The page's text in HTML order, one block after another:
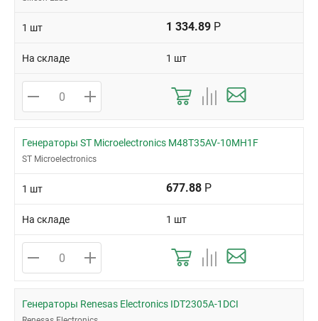
1 шт 1 334.89 Р
На складе 1 шт
Генераторы ST Microelectronics M48T35AV-10MH1F
ST Microelectronics
1 шт 677.88 Р
На складе 1 шт
Генераторы Renesas Electronics IDT2305A-1DCI